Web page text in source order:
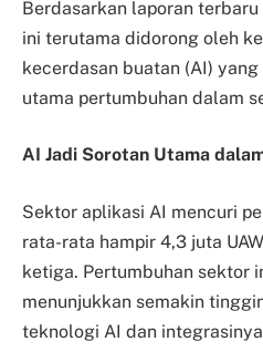
Berdasarkan laporan
ini terutama didorong oleh
kecerdasan buatan (AI)
utama pertumbuhan dalam
AI Jadi Sorotan Utama
Sektor aplikasi AI mencuri
rata-rata hampir 4,3 juta
ketiga. Pertumbuhan sektor
menunjukkan semakin
teknologi AI dan